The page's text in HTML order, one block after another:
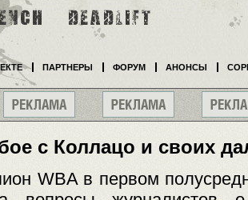
с Коллацо и своих
WBA в первом
ПАРТНЕРЫ ФОРУМ АНОНСЫ